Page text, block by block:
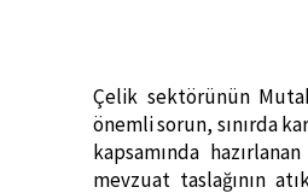
Çelik sektörünün
önemli sorun, sınırda
kapsamında
mevzuat taslağının